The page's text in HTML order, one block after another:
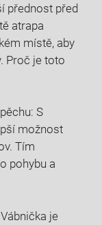
přednost před
atrapa
⁢místě, aby
Proč⁣ je toto
S
možnost
Tím
pohybu a
je